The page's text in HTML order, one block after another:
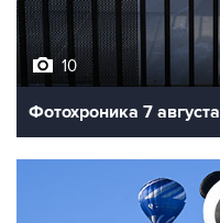
10
Фотохроника 7 августа